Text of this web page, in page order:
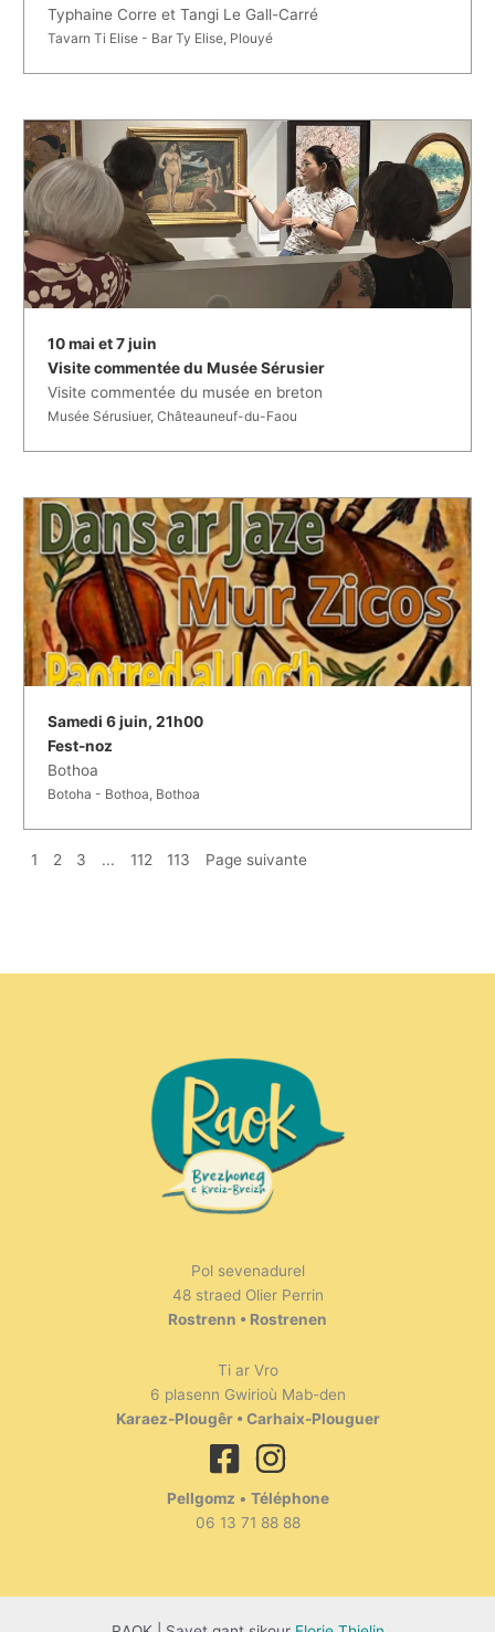
Typhaine Corre et Tangi Le Gall-Carré
Tavarn Ti Elise - Bar Ty Elise, Plouyé
10 mai et 7 juin
Visite commentée du Musée Sérusier
Visite commentée du musée en breton
Musée Sérusiuer, Châteauneuf-du-Faou
Samedi 6 juin, 21h00
Fest-noz
Bothoa
Botoha - Bothoa, Bothoa
1 2 3 ... 112 113 Page suivante
Pol sevenadurel
48 straed Olier Perrin
Rostrenn • Rostrenen
Ti ar Vro
6 plasenn Gwirioù Mab-den
Karaez-Plougêr • Carhaix-Plouguer
Pellgomz • Téléphone
06 13 71 88 88